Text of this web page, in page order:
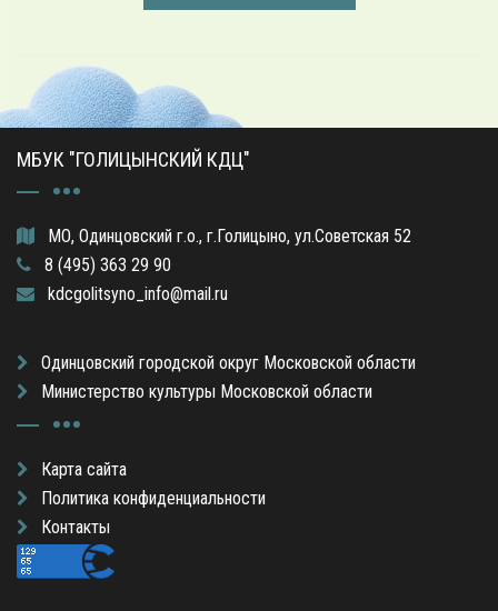
МБУК "ГОЛИЦЫНСКИЙ КДЦ"
МО, Одинцовский г.о., г.Голицыно, ул.Советская 52
8 (495) 363 29 90
kdcgolitsyno_info@mail.ru
Одинцовский городской округ Московской области
Министерство культуры Московской области
Карта сайта
Политика конфиденциальности
Контакты